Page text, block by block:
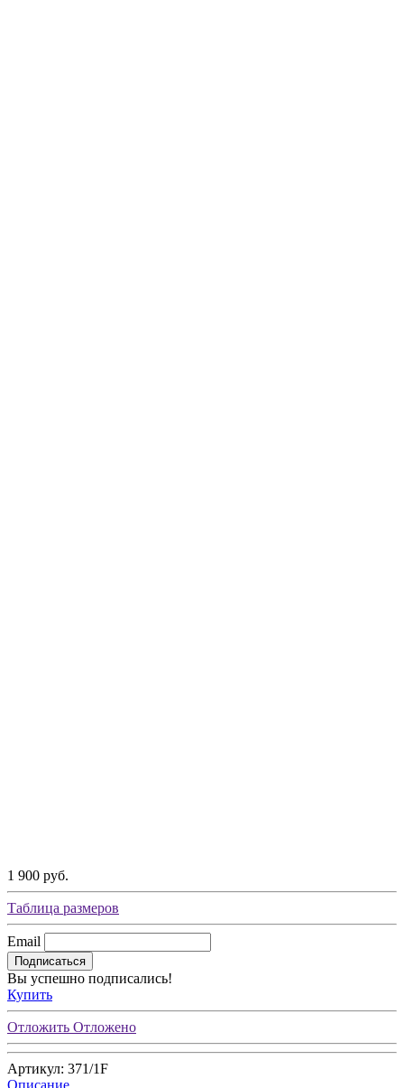
1 900 руб.
Таблица размеров
Email
Подписаться
Вы успешно подписались!
Купить
Отложить Отложено
Артикул: 371/1F
Описание